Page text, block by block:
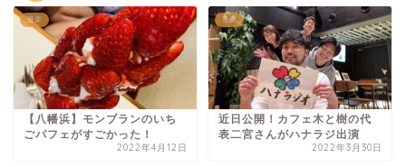
音楽
【八幡浜】モンブランのいち
ごパフェがすごかった！
2022年4月12日
音楽
近日公開！カフェ木と樹の代
表二宮さんがハナラジ出演
2022年3月30日